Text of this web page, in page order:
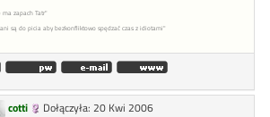
zapach Tatr"
są do picia aby bezkonfliktowo spędzać czas z idiotami"
cotti
Dołączyła: 20 Kwi 2006